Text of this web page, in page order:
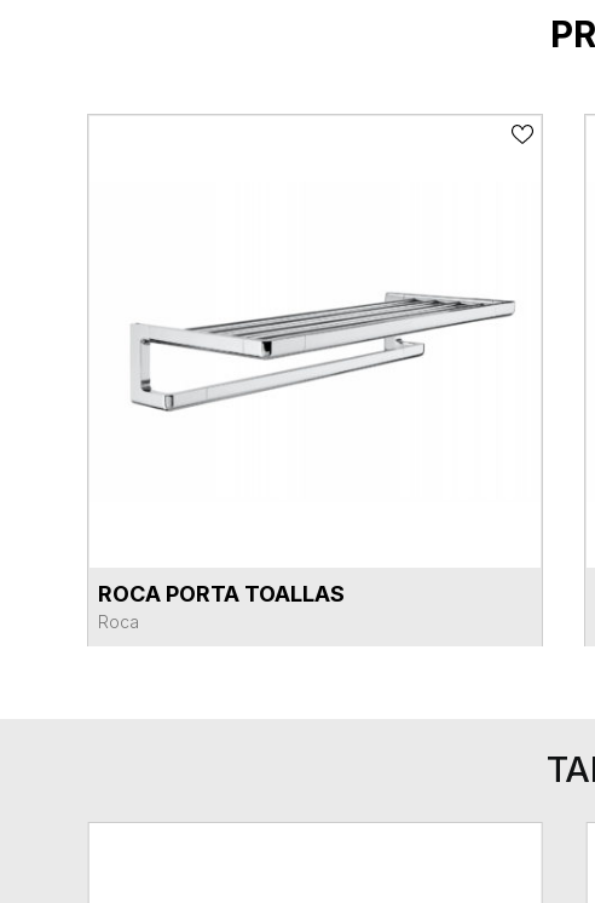
VER FICHA DEL PRODUCTO
ROCA PORTA TOALLAS
Roca